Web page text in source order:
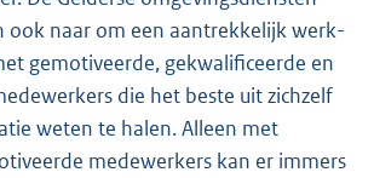
ook naar om een aantrekkelijk werk-
gemotiveerde, gekwalificeerde en
die het beste uit zichzelf
weten te halen. Alleen met
medewerkers kan er immers